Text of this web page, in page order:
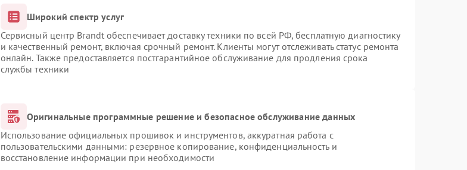
Широкий спектр услуг
Сервисный центр Brandt обеспечивает доставку техники по всей РФ, бесплатную диагностику
и качественный ремонт, включая срочный ремонт. Клиенты могут отслеживать статус ремонта
онлайн. Также предоставляется постгарантийное обслуживание для продления срока
службы техники
Оригинальные программные решение и безопасное обслуживание данных
Использование официальных прошивок и инструментов, аккуратная работа с
пользовательскими данными: резервное копирование, конфиденциальность и
восстановление информации при необходимости